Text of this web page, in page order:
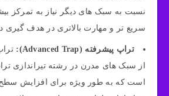
نسبت به سبک های دیگر نیاز به تمرکز
سریع تر و مهارت بالاتری در هدف گیری
تراپ پیشرفته (Advanced Trap):
از سبک های مدرن در رشته تیراندازی
است که به طور ویژه برای افزایش